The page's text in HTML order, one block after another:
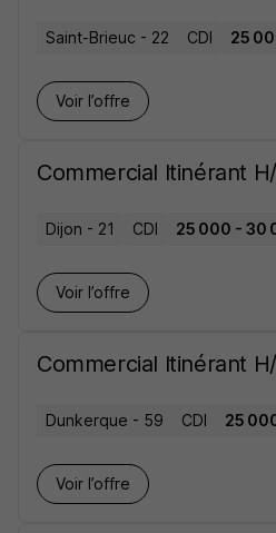
Saint-Brieuc - 22 CDI 25
Voir l’offre
Commercial Itinérant
Dijon - 21 CDI 25 000 - 30
Voir l’offre
Commercial Itinérant
Dunkerque - 59 CDI 25
Voir l’offre